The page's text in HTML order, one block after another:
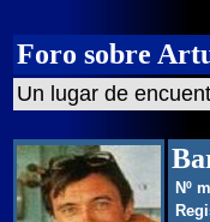
Foro sobre
Un lugar de
Nº